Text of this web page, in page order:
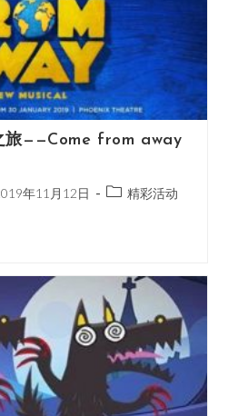
旅——Come from away
年11月12日 精彩活动